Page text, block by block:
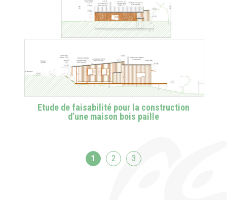
Etude de faisabilité pour la construction
d’une maison bois paille
1 2 3